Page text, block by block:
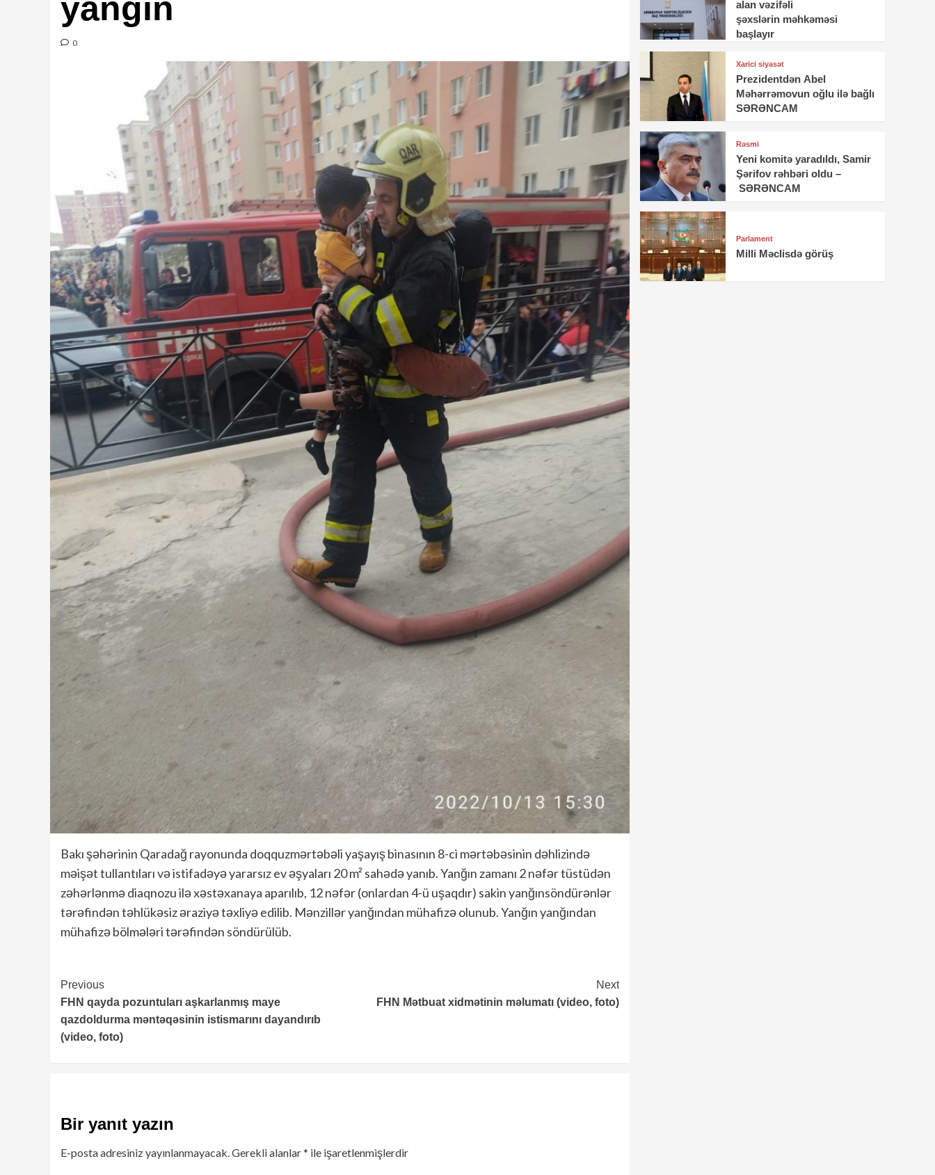
yanğın
0
Bakı şəhərinin Qaradağ rayonunda doqquzmərtəbəli yaşayış binasının 8-ci mərtəbəsinin dəhlizində
məişət tullantıları və istifadəyə yararsız ev əşyaları 20 m² sahədə yanıb. Yanğın zamanı 2 nəfər tüstüdən
zəhərlənmə diaqnozu ilə xəstəxanaya aparılıb, 12 nəfər (onlardan 4-ü uşaqdır) sakin yanğınsöndürənlər
tərəfindən təhlükəsiz əraziyə təxliyə edilib. Mənzillər yanğından mühafizə olunub. Yanğın yanğından
mühafizə bölmələri tərəfindən söndürülüb.
Continue
Reading
Previous
FHN qayda pozuntuları aşkarlanmış maye
qazdoldurma məntəqəsinin istismarını dayandırıb
(video, foto)
Next
FHN Mətbuat xidmətinin məlumatı (video, foto)
Bir yanıt yazın
E-posta adresiniz yayınlanmayacak.Gerekli alanlar* ile işaretlenmişlerdir
alan vəzifəli
şəxslərin məhkəməsi
başlayır
Xarici siyasət
Prezidentdən Abel
Məhərrəmovun oğlu ilə bağlı
SƏRƏNCAM
Rəsmi
Yeni komitə yaradıldı, Samir
Şərifov rəhbəri oldu –
SƏRƏNCAM
Parlament
Milli Məclisdə görüş